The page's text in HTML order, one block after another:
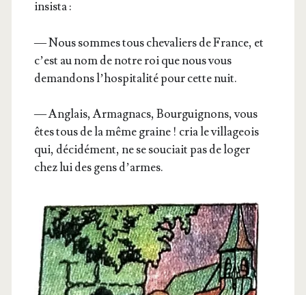
insista :
— Nous sommes tous che­va­liers de France, et
c’est au nom de notre roi que nous vous
deman­dons l’hos­pi­ta­li­té pour cette nuit.
— Anglais, Arma­gnacs, Bour­gui­gnons, vous
êtes tous de la même graine ! cria le vil­la­geois
qui, déci­dé­ment, ne se sou­ciait pas de loger
chez lui des gens d’armes.